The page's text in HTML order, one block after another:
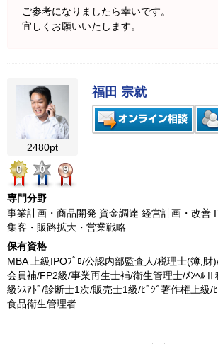
ご参考になりましたら幸いです。
宜しくお願いいたします。
2480pt
0
0 9
福田 宗就
専門分野
事業計画・商品開発 資金調達 経営計画・改善
集客・販路拡大・営業戦略
保有資格
MBA 上級IPOﾌﾟﾛ/公認内部監査人/税理士(簿,財
会員補/FP2級/事業再生士補/衛生管理士/ﾒﾝﾍﾙⅡ
級ｼｽｱﾄﾞ/診断士1次/販売士1級/ﾋﾞｼﾞ著作権上級/
食品衛生管理者